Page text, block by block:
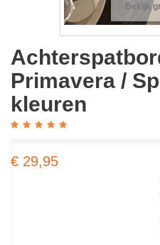
Bekijk
Primavera /
kleuren
€ 29,95